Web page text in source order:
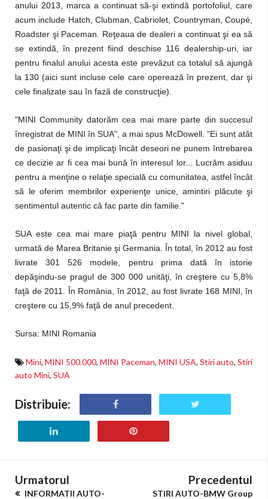
anului 2013, marca a continuat să-şi extindă portofoliul, care
acum include Hatch, Clubman, Cabriolet, Countryman, Coupé,
Roadster şi Paceman. Reţeaua de dealeri a continuat şi ea să
se extindă, în prezent fiind deschise 116 dealership-uri, iar
pentru finalul anului acesta este prevăzut ca totalul să ajungă
la 130 (aici sunt incluse cele care operează în prezent, dar şi
cele finalizate sau în fază de construcţie).
"MINI Community datorăm cea mai mare parte din succesul
înregistrat de MINI în SUA", a mai spus McDowell. "Ei sunt atât
de pasionaţi şi de implicaţi încât deseori ne punem întrebarea
ce decizie ar fi cea mai bună în interesul lor... Lucrăm asiduu
pentru a menţine o relaţie specială cu comunitatea, astfel încât
să le oferim membrilor experienţe unice, amintiri plăcute şi
sentimentul autentic că fac parte din familie."
SUA este cea mai mare piaţă pentru MINI la nivel global,
urmată de Marea Britanie şi Germania. În total, în 2012 au fost
livrate 301 526 modele, pentru prima dată în istorie
depăşindu-se pragul de 300 000 unităţi, în creştere cu 5,8%
faţă de 2011. În România, în 2012, au fost livrate 168 MINI, în
creştere cu 15,9% faţă de anul precedent.
Sursa: MINI Romania
Mini, MINI 500.000, MINI Paceman, MINI USA, Stiri auto, Stiri
auto Mini, SUA
Distribuie:
Urmatorul
INFORMATII AUTO-
Precedentul
STIRI AUTO-BMW Group